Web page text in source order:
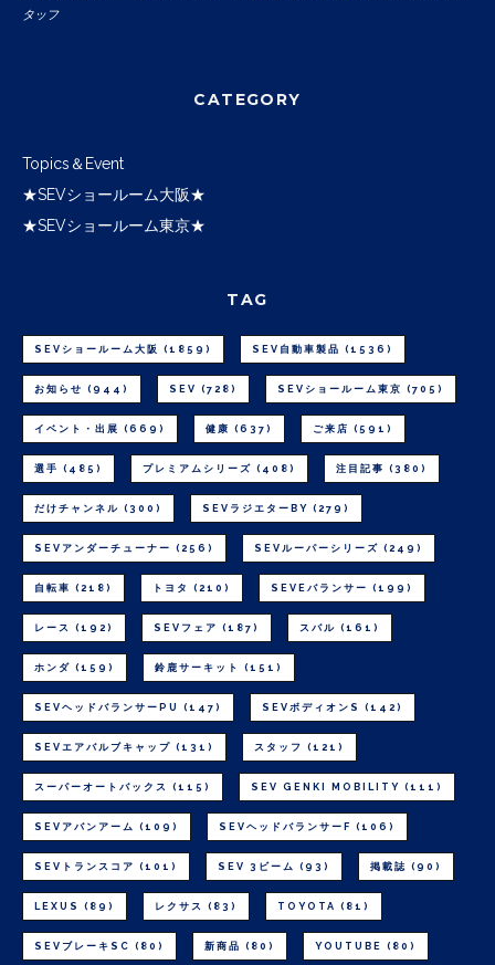
タッフ
CATEGORY
Topics＆Event
★SEVショールーム大阪★
★SEVショールーム東京★
TAG
SEVショールーム大阪 (1859) SEV自動車製品 (1536)
お知らせ (944) SEV (728) SEVショールーム東京 (705)
イベント・出展 (669) 健康 (637) ご来店 (591)
選手 (485) プレミアムシリーズ (408) 注目記事 (380)
だけチャンネル (300) SEVラジエターBY (279)
SEVアンダーチューナー (256) SEVルーパーシリーズ (249)
自転車 (218) トヨタ (210) SEVEバランサー (199)
レース (192) SEVフェア (187) スバル (161)
ホンダ (159) 鈴鹿サーキット (151)
SEVヘッドバランサーPU (147) SEVボディオンS (142)
SEVエアバルブキャップ (131) スタッフ (121)
スーパーオートバックス (115) SEV GENKI MOBILITY (111)
SEVアバンアーム (109) SEVヘッドバランサーF (106)
SEVトランスコア (101) SEV 3ビーム (93) 掲載誌 (90)
LEXUS (89) レクサス (83) TOYOTA (81)
SEVブレーキSC (80) 新商品 (80) YOUTUBE (80)